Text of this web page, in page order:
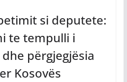
si deputete:
te tempulli i
përgjegjësia
Kosovës